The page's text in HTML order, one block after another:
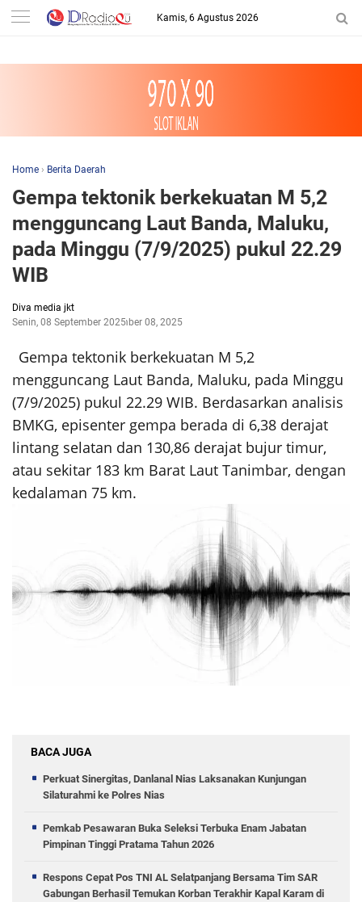
-->
Kamis, 6 Agustus 2026
Home › Berita Daerah
Gempa tektonik berkekuatan M 5,2
mengguncang Laut Banda, Maluku,
pada Minggu (7/9/2025) pukul 22.29
WIB
Diva media jkt
Senin, 08 September 2025September 08, 2025
Gempa tektonik berkekuatan M 5,2
mengguncang Laut Banda, Maluku, pada Minggu
(7/9/2025) pukul 22.29 WIB. Berdasarkan analisis
BMKG, episenter gempa berada di 6,38 derajat
lintang selatan dan 130,86 derajat bujur timur,
atau sekitar 183 km Barat Laut Tanimbar, dengan
kedalaman 75 km.
BACA JUGA
Perkuat Sinergitas, Danlanal Nias Laksanakan Kunjungan
Silaturahmi ke Polres Nias
Pemkab Pesawaran Buka Seleksi Terbuka Enam Jabatan
Pimpinan Tinggi Pratama Tahun 2026
Respons Cepat Pos TNI AL Selatpanjang Bersama Tim SAR
Gabungan Berhasil Temukan Korban Terakhir Kapal Karam di